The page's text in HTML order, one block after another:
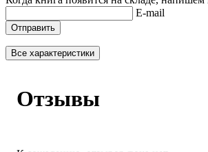
E-mail
Отправить
Все характеристики
Отзывы